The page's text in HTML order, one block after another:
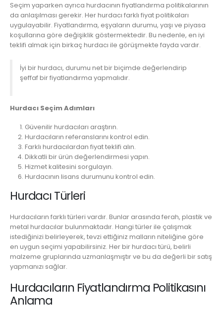
Seçim yaparken ayrıca hurdacının fiyatlandırma politikalarının
da anlaşılması gerekir. Her hurdacı farklı fiyat politikaları
uygulayabilir. Fiyatlandırma, eşyaların durumu, yaşı ve piyasa
koşullarına göre değişiklik göstermektedir. Bu nedenle, en iyi
teklifi almak için birkaç hurdacı ile görüşmekte fayda vardır.
İyi bir hurdacı, durumu net bir biçimde değerlendirip
şeffaf bir fiyatlandırma yapmalıdır.
Hurdacı Seçim Adımları
Güvenilir hurdacıları araştırın.
Hurdacıların referanslarını kontrol edin.
Farklı hurdacılardan fiyat teklifi alın.
Dikkatli bir ürün değerlendirmesi yapın.
Hizmet kalitesini sorgulayın.
Hurdacının lisans durumunu kontrol edin.
Hurdacı Türleri
Hurdacıların farklı türleri vardır. Bunlar arasında ferah, plastik ve
metal hurdacılar bulunmaktadır. Hangi türler ile çalışmak
istediğinizi belirleyerek, tevzi ettiğiniz malların niteliğine göre
en uygun seçimi yapabilirsiniz. Her bir hurdacı türü, belirli
malzeme gruplarında uzmanlaşmıştır ve bu da değerli bir satış
yapmanızı sağlar.
Hurdacıların Fiyatlandırma Politikasını
Anlama